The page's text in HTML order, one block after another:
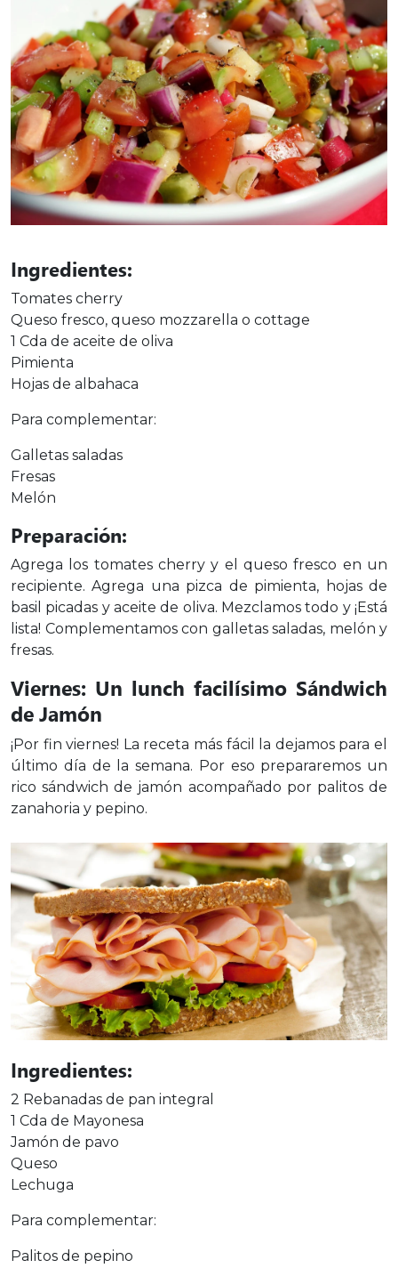
Ingredientes:
Tomates cherry
Queso fresco, queso mozzarella o cottage
1 Cda de aceite de oliva
Pimienta
Hojas de albahaca
Para complementar:
Galletas saladas
Fresas
Melón
Preparación:
Agrega los tomates cherry y el queso fresco en un
recipiente. Agrega una pizca de pimienta, hojas de
basil picadas y aceite de oliva. Mezclamos todo y ¡Está
lista! Complementamos con galletas saladas, melón y
fresas.
Viernes: Un lunch facilísimo Sándwich
de Jamón
¡Por fin viernes! La receta más fácil la dejamos para el
último día de la semana. Por eso prepararemos un
rico sándwich de jamón acompañado por palitos de
zanahoria y pepino.
Ingredientes:
2 Rebanadas de pan integral
1 Cda de Mayonesa
Jamón de pavo
Queso
Lechuga
Para complementar:
Palitos de pepino